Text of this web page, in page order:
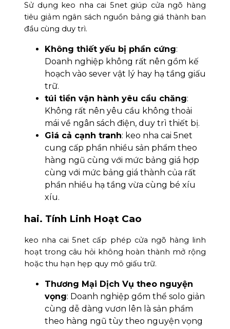
Sử dụng keo nha cai 5net giúp cửa ngõ hàng
tiêu giảm ngân sách nguồn bảng giá thành ban
đầu cùng duy trì.
Không thiết yếu bị phần cứng:
Doanh nghiệp không rất nên gồm kế
hoạch vào sever vật lý hay hạ tầng giấu
trữ.
túi tiền vận hành yêu cầu chăng:
Không rất nên yêu cầu không thoải
mái về ngân sách điện, duy trì thiết bị.
Giá cả cạnh tranh: keo nha cai 5net
cung cấp phần nhiều sản phẩm theo
hàng ngũ cùng với mức bảng giá hợp
cùng với mức bảng giá thành của rất
phần nhiều hạ tầng vừa cùng bé xíu
xíu.
hai. Tính Linh Hoạt Cao
keo nha cai 5net cấp phép cửa ngõ hàng linh
hoạt trong câu hỏi không hoàn thành mở rộng
hoặc thu hạn hẹp quy mô giấu trữ.
Thương Mại Dịch Vụ theo nguyện
vọng: Doanh nghiệp gồm thể solo giản
cùng dễ dàng vươn lên là sản phẩm
theo hàng ngũ tùy theo nguyện vọng